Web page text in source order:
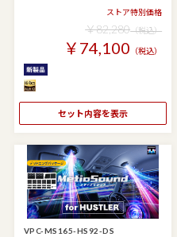
ストア特別価格
￥82,280（税込）
￥74,100 （税込）
セット内容を表示
VPC-MS165-HS92-DS